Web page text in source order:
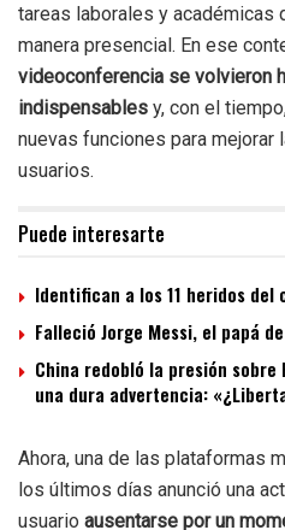
tareas laborales y académicas
manera presencial. En ese
videoconferencia se volvieron
indispensables y, con el
nuevas funciones para mejorar
usuarios.
Puede interesarte
Identifican a los 11 heridos del
Falleció Jorge Messi, el papá
China redobló la presión sobre
una dura advertencia:
Ahora, una de las plataformas
los últimos días anunció una
usuario ausentarse por un